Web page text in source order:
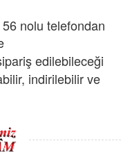
nolu telefondan
edilebileceği
indirilebilir ve